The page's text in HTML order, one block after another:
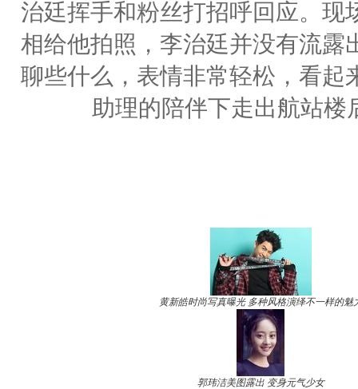
治廷挥手和粉丝打招呼回应。现
相给他拍照，李治廷并没有流露
聊些什么，表情非常轻松，看起
助理的陪伴下走出航站楼
黄新皓时尚写真曝光 多种风格演绎不一样的魅
郭玮洁美图露出 变身元气少女